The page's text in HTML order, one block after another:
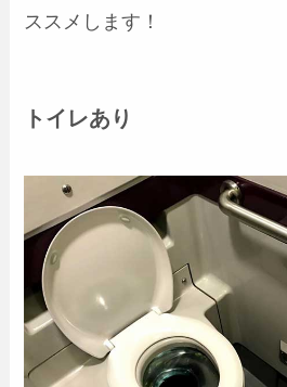
ススメします！
トイレあり